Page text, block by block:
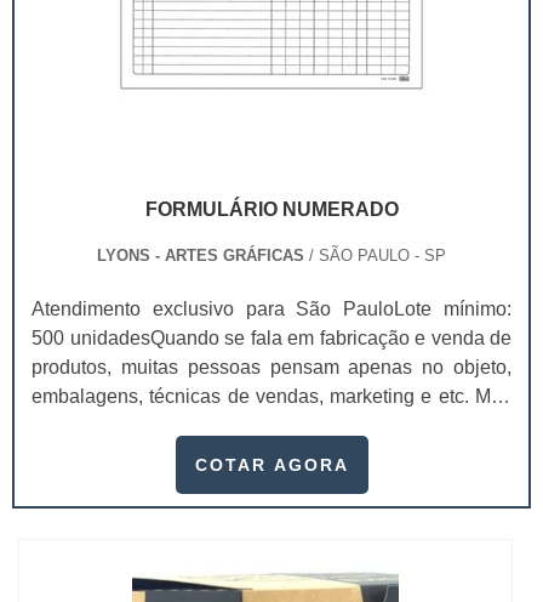
FORMULÁRIO NUMERADO
LYONS - ARTES GRÁFICAS / SÃO PAULO - SP
Atendimento exclusivo para São PauloLote mínimo:
500 unidadesQuando se fala em fabricação e venda de
produtos, muitas pessoas pensam apenas no objeto,
embalagens, técnicas de vendas, marketing e etc. Mas
e logística adequada, esses esforços podem não valer
um papel de destaque muito abrangente, pois este item,
COTAR AGORA